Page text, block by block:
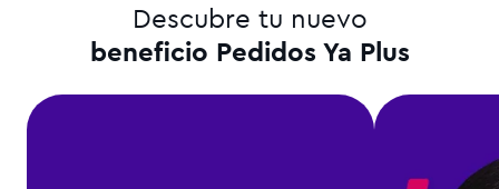
Descubre tu nuevo
beneficio Pedidos Ya Plus